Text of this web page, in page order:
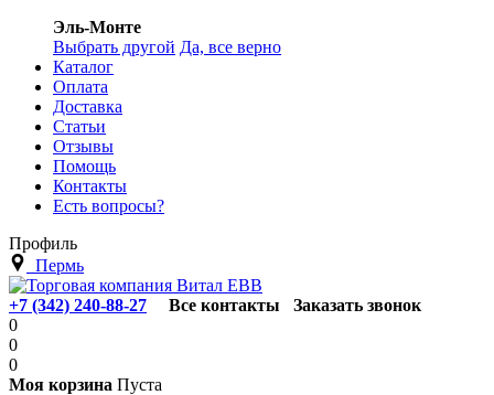
Эль-Монте
Выбрать другой Да, все верно
Каталог
Оплата
Доставка
Статьи
Отзывы
Помощь
Контакты
Есть вопросы?
Профиль
Пермь
+7 (342) 240-88-27 Все контакты
Заказать звонок
0
0
0
Моя корзина Пуста